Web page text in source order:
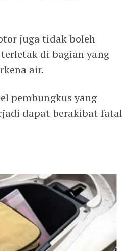
juga tidak boleh
di bagian yang
air.
pembungkus yang
dapat berakibat fatal